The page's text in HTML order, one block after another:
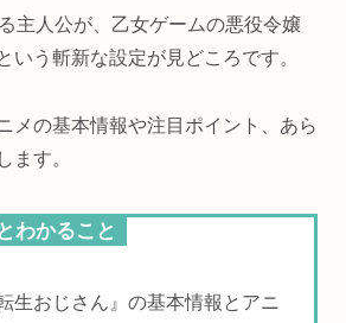
主人公が、乙女ゲームの悪役令嬢
いう斬新な設定が見どころです。
メの基本情報や注目ポイント、あら
ます。
わかること
生おじさん』の基本情報とアニ